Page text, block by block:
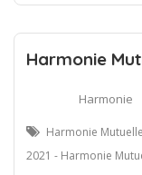
Harmonie
Harmonie
Harmonie
2021 - Harmonie